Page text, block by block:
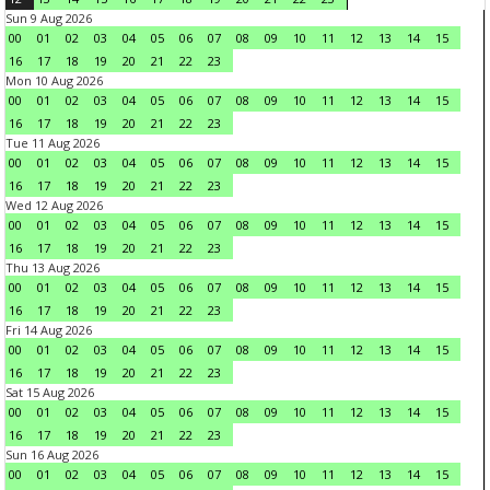
Sun 9 Aug 2026
00
01 02 03 04 05 06 07 08 09 10 11 12 13 14
15
16
17 18 19 20 21 22
23
Mon 10 Aug 2026
00
01 02 03 04 05 06 07 08 09 10 11 12 13 14
15
16
17 18 19 20 21 22
23
Tue 11 Aug 2026
00
01 02 03 04 05 06 07 08 09 10 11 12 13 14
15
16
17 18 19 20 21 22
23
Wed 12 Aug 2026
00
01 02 03 04 05 06 07 08 09 10 11 12 13 14
15
16
17 18 19 20 21 22
23
Thu 13 Aug 2026
00
01 02 03 04 05 06 07 08 09 10 11 12 13 14
15
16
17 18 19 20 21 22
23
Fri 14 Aug 2026
00
01 02 03 04 05 06 07 08 09 10 11 12 13 14
15
16
17 18 19 20 21 22
23
Sat 15 Aug 2026
00
01 02 03 04 05 06 07 08 09 10 11 12 13 14
15
16
17 18 19 20 21 22
23
Sun 16 Aug 2026
00
01 02 03 04 05 06 07 08 09 10 11 12 13 14
15